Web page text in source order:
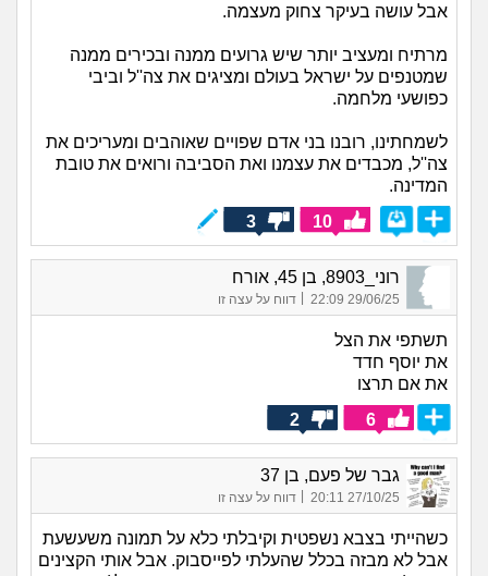
אבל עושה בעיקר צחוק מעצמה.
מרתיח ומעציב יותר שיש גרועים ממנה ובכירים ממנה
שמטנפים על ישראל בעולם ומציגים את צה''ל וביבי
כפושעי מלחמה.
לשמחתינו, רובנו בני אדם שפויים שאוהבים ומעריכים את
צה''ל, מכבדים את עצמנו ואת הסביבה ורואים את טובת
המדינה.
10
3
רוני_8903, בן 45, אורח
29/06/25 22:09 דווח על עצה זו
תשתפי את הצל
את יוסף חדד
את אם תרצו
6
2
גבר של פעם, בן 37
27/10/25 20:11 דווח על עצה זו
כשהייתי בצבא נשפטית וקיבלתי כלא על תמונה משעשעת
אבל לא מבזה בכלל שהעלתי לפייסבוק. אבל אותי הקצינים